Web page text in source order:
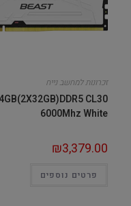
זכרונות למחשב נייח
CL30
6000Mhz White
₪3,379.00
פרטים נוספים